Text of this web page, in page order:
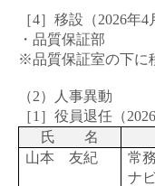
［4］移設（2026年4
・品質保証部
※品質保証室の下に
（2）人事異動
［1］役員退任（2026
氏 名
山本 友紀
常
ナ